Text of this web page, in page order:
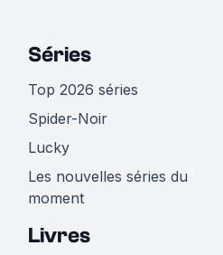
Séries
Top 2026 séries
Spider-Noir
Lucky
Les nouvelles séries du
moment
Livres